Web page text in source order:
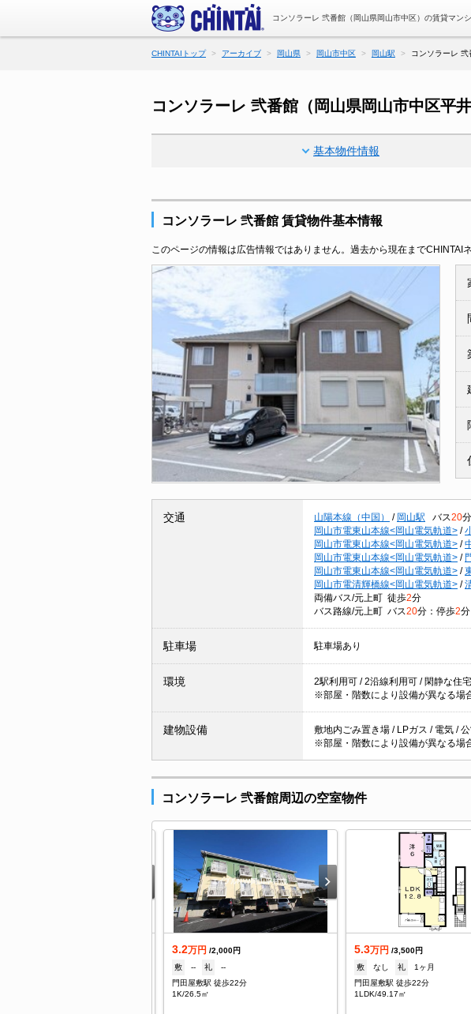
コンソラーレ 弐番館（岡山県岡山市中区）の賃貸マン
CHINTAIトップ アーカイブ 岡山県 岡山市中区 岡山駅 コンソラーレ 弐
コンソラーレ 弐番館（岡山県岡山市中区平
基本物件情報
コンソラーレ 弐番館 賃貸物件基本情報
このページの情報は広告情報ではありません。過去から現在までCHINTAI
交通 山陽本線（中国） / 岡山駅 バス20
岡山市電東山本線<岡山電気軌道> /
岡山市電東山本線<岡山電気軌道> /
岡山市電東山本線<岡山電気軌道> /
岡山市電東山本線<岡山電気軌道> /
岡山市電清輝橋線<岡山電気軌道> /
両備バス/元上町 徒歩2分
バス路線/元上町 バス20分：停歩2分
駐車場 駐車場あり
環境
2駅利用可 / 2沿線利用可 / 閑静な住
※部屋・階数により設備が異なる場
建物設備
敷地内ごみ置き場 / LPガス / 電気 /
※部屋・階数により設備が異なる場
コンソラーレ 弐番館周辺の空室物件
3.2万円 /2,000円
敷
-- 礼
--
門田屋敷駅 徒歩22分
1K/26.5㎡
5.3万円 /3,500円
敷
なし 礼
1ヶ月
門田屋敷駅 徒歩22分
1LDK/49.17㎡